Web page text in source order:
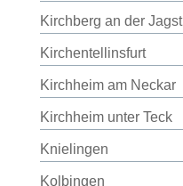
Kirchberg an der Jagst
Kirchentellinsfurt
Kirchheim am Neckar
Kirchheim unter Teck
Knielingen
Kolbingen